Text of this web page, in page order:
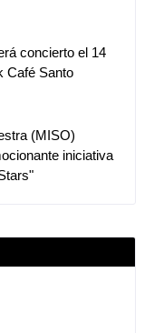
concierto el 14
Café Santo
(MISO)
iniciativa